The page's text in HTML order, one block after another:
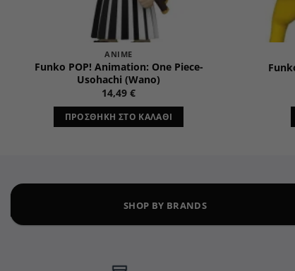
ANIME
Funko POP! Animation: One Piece-
Usohachi (Wano)
14,49 €
ΠΡΟΣΘΉΚΗ ΣΤΟ ΚΑΛΆΘΙ
SHOP BY BRANDS